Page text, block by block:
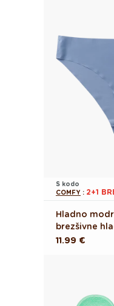
S kodo
COMFY : 2+1
Hladno
brezšivne
Redna
11.99 €